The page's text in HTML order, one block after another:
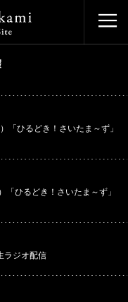
「ひるどき！さいたま～ず」
「ひるどき！さいたま～ず」
ラジオ配信